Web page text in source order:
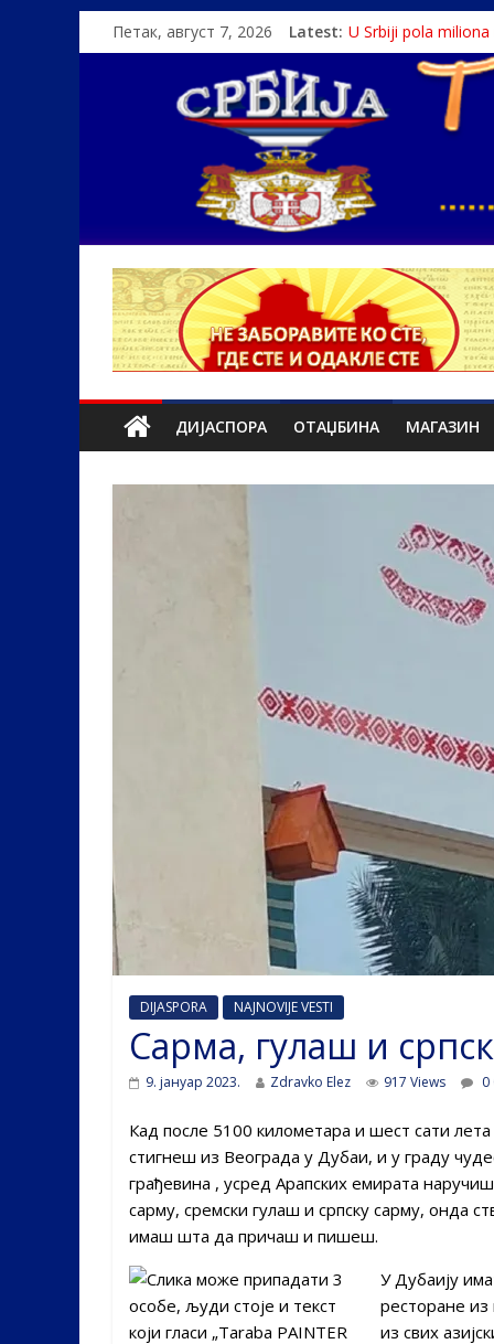
Петак, август 7, 2026 Latest: U Srbiji pola
Како је
Čije je pravo na
Srbin zaspao na
Politika i seks
ДИЈАСПОРА ОТАЏБИНА МАГАЗИН
DIJASPORA NAJNOVIJE VESTI
Сарма, гулаш и
9. јануар 2023. Zdravko Elez 917 Views 0
Кад после 5100 километара и шест сати лета
стигнеш из Веограда у Дубаи, и у граду
грађевина , усред Арапских емирата наручиш
сарму, сремски гулаш и српску сарму, онда
имаш шта да причаш и пишеш.
У Дубаију
ресторане из
из свих